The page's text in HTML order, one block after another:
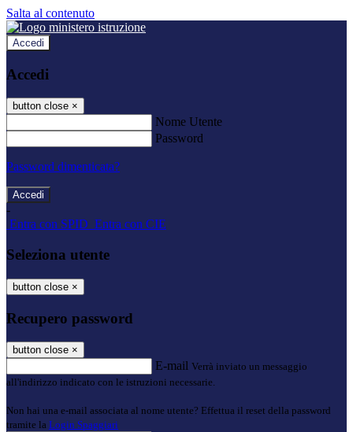
Salta al contenuto
Accedi
Accedi
button close ×
Nome Utente
Password
Password dimenticata?
-
Entra con SPID Entra con CIE
Seleziona utente
button close ×
Recupero password
button close ×
E-mail Verrà inviato un messaggio
all'indirizzo indicato con le istruzioni necessarie.
Non hai una e-mail associata al nome utente? Effettua il reset della password
tramite la Login Spaggiari